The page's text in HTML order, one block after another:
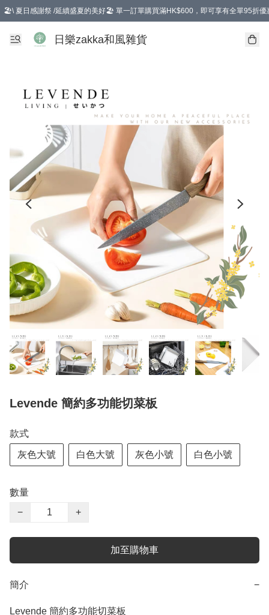
🏖️\ 夏日感謝祭 /延續盛夏的美好🏖️ 單一訂單購買滿HK$600，即可享有全單95折優
選擇GoGoX住宅/工商地址配送，單一訂單消費購物滿HK$680(折扣後），可享有
日樂zakka和風雜貨
Levende 簡約多功能切菜板
款式
灰色大號 白色大號 灰色小號 白色小號
數量
−
+
加至購物車
簡介 −
Levende 簡約多功能切菜板